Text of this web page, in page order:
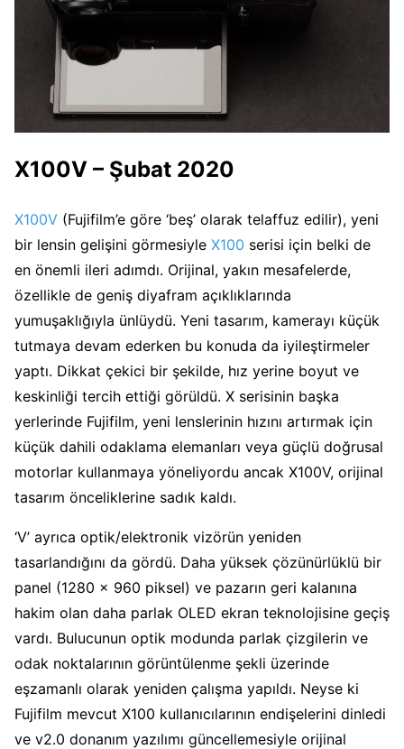
X100V – Şubat 2020
X100V (Fujifilm’e göre ‘beş’ olarak telaffuz edilir), yeni
bir lensin gelişini görmesiyle X100 serisi için belki de
en önemli ileri adımdı. Orijinal, yakın mesafelerde,
özellikle de geniş diyafram açıklıklarında
yumuşaklığıyla ünlüydü. Yeni tasarım, kamerayı küçük
tutmaya devam ederken bu konuda da iyileştirmeler
yaptı. Dikkat çekici bir şekilde, hız yerine boyut ve
keskinliği tercih ettiği görüldü. X serisinin başka
yerlerinde Fujifilm, yeni lenslerinin hızını artırmak için
küçük dahili odaklama elemanları veya güçlü doğrusal
motorlar kullanmaya yöneliyordu ancak X100V, orijinal
tasarım önceliklerine sadık kaldı.
‘V’ ayrıca optik/elektronik vizörün yeniden
tasarlandığını da gördü. Daha yüksek çözünürlüklü bir
panel (1280 x 960 piksel) ve pazarın geri kalanına
hakim olan daha parlak OLED ekran teknolojisine geçiş
vardı. Bulucunun optik modunda parlak çizgilerin ve
odak noktalarının görüntülenme şekli üzerinde
eşzamanlı olarak yeniden çalışma yapıldı. Neyse ki
Fujifilm mevcut X100 kullanıcılarının endişelerini dinledi
ve v2.0 donanım yazılımı güncellemesiyle orijinal